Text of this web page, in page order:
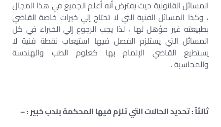
المسائل القانونية حيث يفترض أنه أعلم الجميع في هذا المجال
، وكذا المسائل الفنية التي لا تحتاج إلي خبرات خاصة القاضي
بطبيعته غير مؤهل لها ، لذا يجب الرجوع إلي الخبراء في كل
المسائل التي يستلزم الفصل فيها استيعاب نقطة فنية لا
يستطيع القاضي الإلمام بها كعلوم الطب والهندسة
والمحاسبة .
ثالثآ : تحديد الحالات التي تلزم فيها المحكمة بندب خبير : –